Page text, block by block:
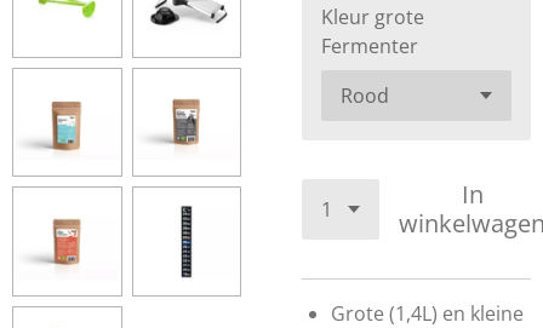
Kleur grote
Fermenter
In
Grote (1,4L) en kleine